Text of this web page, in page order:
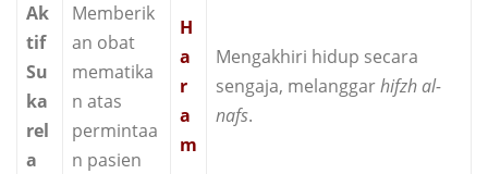
Ak
tif
Su
ka
rel
a
Memberik
an obat
mematika
n atas
permintaa
n pasien
H
a
r
a
m
Mengakhiri hidup secara
sengaja, melanggarhifzh al-
nafs.